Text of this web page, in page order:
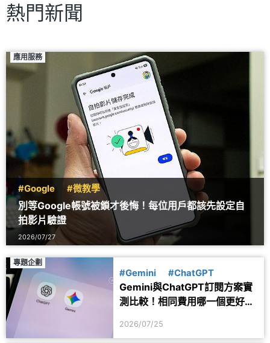
熱門新聞
應用服務
#Google #微教學
別等Google帳號被鎖才後悔！每位用戶都該先設定自
拍影片驗證
2026/07/27
專題企劃
#Gemini #ChatGPT
Gemini與ChatGPT訂閱方案實
測比較！相同費用哪一個更好
2026/07/25